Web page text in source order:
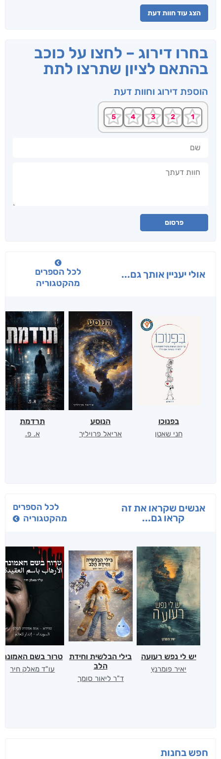
חפש בחנות
הצג עוד חוות דעת
בחרו דירוג – לחצו על כוכב
בהתאם לציון שתרצו לתת
הוספת דירוג וחוות דעת
פרסום
אולי יעניין אותך גם...
לכל הספרים
מהקטגוריה
בפנוכו
חני שאטן
הנוסע
אריאל פרויליך
תרדמת
א. פ.
אנשים שקראו את זה
קראו גם...
לכל הספרים
מהקטגוריה
יש לי נפש רעועה
יאיר פומרנץ
בילי הבלשית וחידת
הלב
ד"ר ליאור סומך
טרור בשם האמונה
עו"ד מאלק חיר